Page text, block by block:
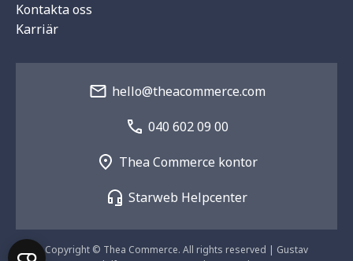
Kontakta oss
Karriär
hello@theacommerce.com
040 602 09 00
Thea Commerce kontor
Starweb Helpcenter
Copyright © Thea Commerce. All rights reserved | Gustav